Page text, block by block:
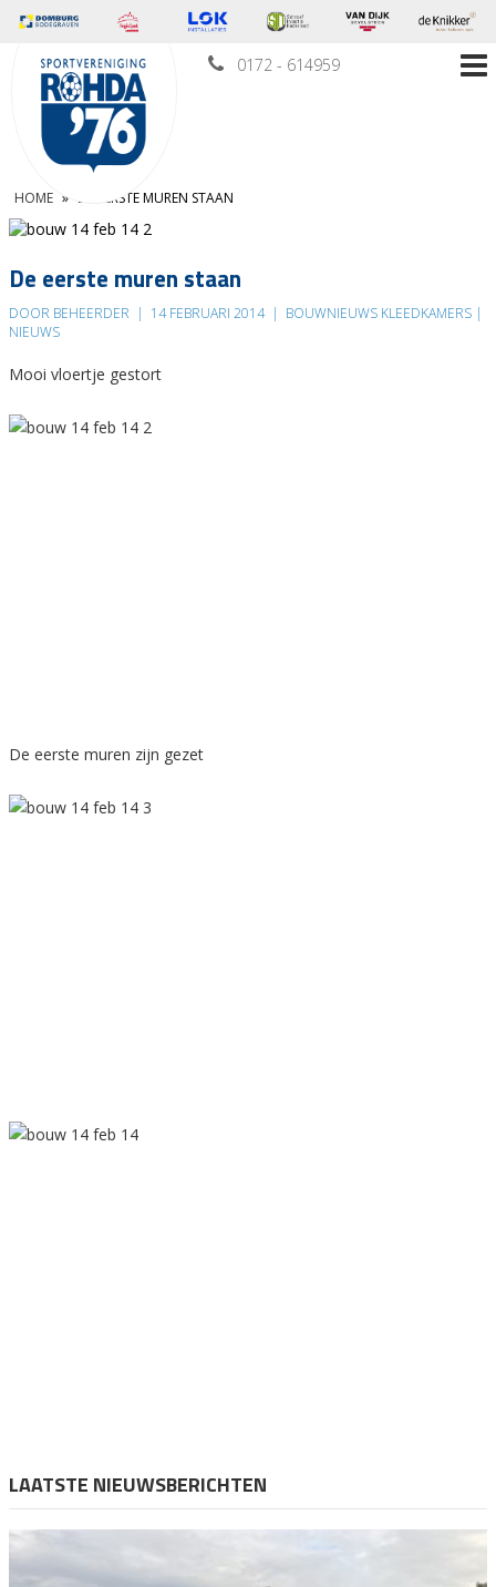
0172 - 614959
HOME » DE EERSTE MUREN STAAN
De eerste muren staan
DOOR BEHEERDER | 14 FEBRUARI 2014 | BOUWNIEUWS KLEEDKAMERS |
NIEUWS
Mooi vloertje gestort
De eerste muren zijn gezet
LAATSTE NIEUWSBERICHTEN